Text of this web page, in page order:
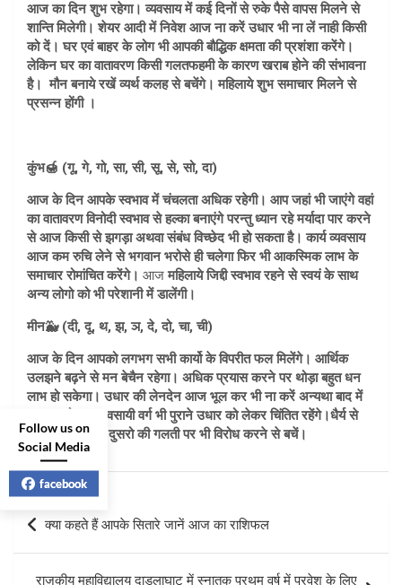
आज का दिन शुभ रहेगा। व्यवसाय में कई दिनों से रुके पैसे वापस मिलने से
शान्ति मिलेगी। शेयर आदी में निवेश आज ना करें उधार भी ना लें नाही किसी
को दें। घर एवं बाहर के लोग भी आपकी बौद्धिक क्षमता की प्रशंशा करेंगे।
लेकिन घर का वातावरण किसी गलतफहमी के कारण खराब होने की संभावना
है। मौन बनाये रखें व्यर्थ कलह से बचेंगे। महिलाये शुभ समाचार मिलने से
प्रसन्न होंगी ।
कुंभ🍯 (गू, गे, गो, सा, सी, सू, से, सो, दा)
आज के दिन आपके स्वभाव में चंचलता अधिक रहेगी। आप जहां भी जाएंगे वहां
का वातावरण विनोदी स्वभाव से हल्का बनाएंगे परन्तु ध्यान रहे मर्यादा पार करने
से आज किसी से झगड़ा अथवा संबंध विच्छेद भी हो सकता है। कार्य व्यवसाय
आज कम रुचि लेने से भगवान भरोसे ही चलेगा फिर भी आकस्मिक लाभ के
समाचार रोमांचित करेंगे। आजमहिलाये जिद्दी स्वभाव रहने से स्वयं के साथ
अन्य लोगो को भी परेशानी में डालेंगी।
मीन🐳 (दी, दू, थ, झ, ञ, दे, दो, चा, ची)
आज के दिन आपको लगभग सभी कार्यो के विपरीत फल मिलेंगे। आर्थिक
उलझने बढ़ने से मन बेचैन रहेगा। अधिक प्रयास करने पर थोड़ा बहुत धन
लाभ हो सकेगा। उधार की लेनदेन आज भूल कर भी ना करें अन्यथा बाद में
पछतावा होगा। व्यवसायी वर्ग भी पुराने उधार को लेकर चिंतित रहेंगे।धैर्य से
दिन व्यतीत करें। दुसरो की गलती पर भी विरोध करने से बचें।
Post
navigation
क्या कहते हैं आपके सितारे जानें आज का राशिफल
राजकीय महाविद्यालय दाड़लाघाट में स्नातक प्रथम वर्ष में प्रवेश के लिए
Follow us on
Social Media
facebook